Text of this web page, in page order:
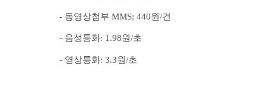
- 동영상첨부 MMS: 440원/건
- 음성통화: 1.98원/초
- 영상통화: 3.3원/초